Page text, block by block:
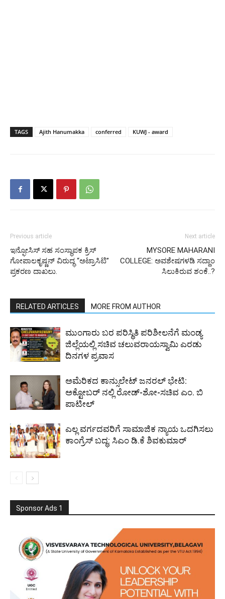
TAGS Ajith Hanumakka conferred KUWJ - award
Previous article
ಇನ್ಫೋಸಿಸ್ ಸಹ ಸಂಸ್ಥಾಪಕ ಕ್ರಿಸ್
ಗೋಪಾಲಕೃಷ್ಣನ್ ವಿರುದ್ಧ “ಅಟ್ರಾಸಿಟಿ”
ಪ್ರಕರಣ ದಾಖಲು.
Next article
MYSORE MAHARANI
COLLEGE: ಅವಶೇಷಗಳಡಿ ಸದ್ದಾಂ
ಸಿಲುಕಿರುವ ಶಂಕೆ..?
RELATED ARTICLES MORE FROM AUTHOR
ಮುಂಗಾರು ಬರ ಪರಿಸ್ಥಿತಿ ಪರಿಶೀಲನೆಗೆ ಮಂಡ್ಯ
ಜಿಲ್ಲೆಯಲ್ಲಿ ಸಚಿವ ಚಲುವರಾಯಸ್ವಾಮಿ ಎರಡು
ದಿನಗಳ ಪ್ರವಾಸ
ಅಮೆರಿಕದ ಕಾನ್ಸುಲೇಟ್ ಜನರಲ್ ಭೇಟಿ:
ಅಕ್ಟೋಬರ್ ನಲ್ಲಿ ರೋಡ್-ಶೋ-ಸಚಿವ ಎಂ. ಬಿ
ಪಾಟೀಲ್
ಎಲ್ಲ ವರ್ಗದವರಿಗೆ ಸಾಮಾಜಿಕ ನ್ಯಾಯ ಒದಗಿಸಲು
ಕಾಂಗ್ರೆಸ್ ಬದ್ಧ: ಸಿಎಂ ಡಿ.ಕೆ ಶಿವಕುಮಾರ್
Sponsor Ads 1